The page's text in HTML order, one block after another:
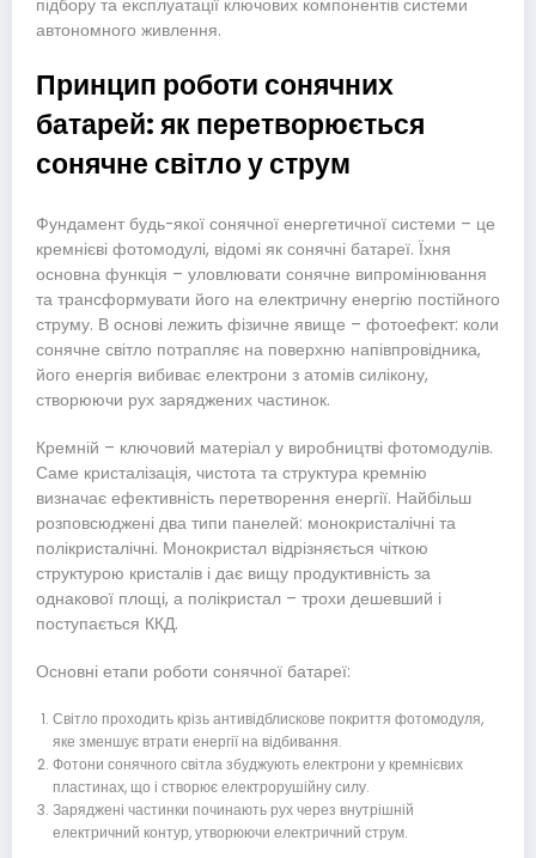
підбору та експлуатації ключових компонентів системи
автономного живлення.
Принцип роботи сонячних
батарей: як перетворюється
сонячне світло у струм
Фундамент будь-якої сонячної енергетичної системи – це
кремнієві фотомодулі, відомі як сонячні батареї. Їхня
основна функція – уловлювати сонячне випромінювання
та трансформувати його на електричну енергію постійного
струму. В основі лежить фізичне явище – фотоефект: коли
сонячне світло потрапляє на поверхню напівпровідника,
його енергія вибиває електрони з атомів силікону,
створюючи рух заряджених частинок.
Кремній – ключовий матеріал у виробництві фотомодулів.
Саме кристалізація, чистота та структура кремнію
визначає ефективність перетворення енергії. Найбільш
розповсюджені два типи панелей: монокристалічні та
полікристалічні. Монокристал відрізняється чіткою
структурою кристалів і дає вищу продуктивність за
однакової площі, а полікристал – трохи дешевший і
поступається ККД.
Основні етапи роботи сонячної батареї:
Світло проходить крізь антивідблискове покриття фотомодуля,
яке зменшує втрати енергії на відбивання.
Фотони сонячного світла збуджують електрони у кремнієвих
пластинах, що і створює електрорушійну силу.
Заряджені частинки починають рух через внутрішній
електричний контур, утворюючи електричний струм.